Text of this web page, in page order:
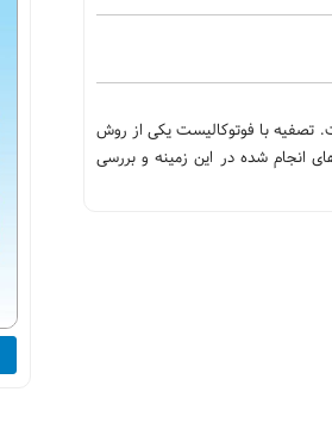
تصفیه با فوتوکالیست یکی از روش
انجام شده در این زمینه و بررسی